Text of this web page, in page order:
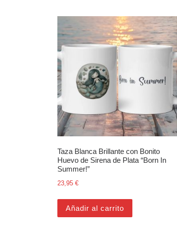
Taza Blanca Brillante con Bonito
Huevo de Sirena de Plata “Born In
Summer!”
23,95 €
Añadir al carrito